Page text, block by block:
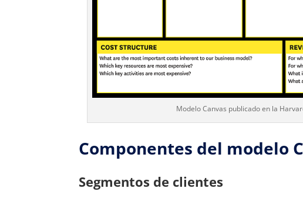
Modelo Canvas publicado en la
Componentes del modelo
Segmentos de clientes